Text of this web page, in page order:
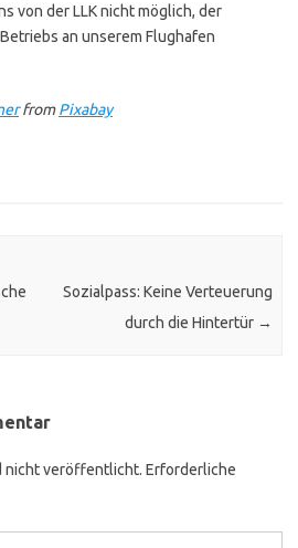
von der LLK nicht möglich, der
an unserem Flughafen
fromPixabay
Sozialpass: Keine Verteuerung
durch die Hintertür →
nicht veröffentlicht. Erforderliche